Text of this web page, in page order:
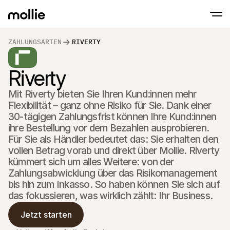
ZAHLUNGSARTEN RIVERTY
Riverty
Mit Riverty bieten Sie Ihren Kund:innen mehr
Flexibilität – ganz ohne Risiko für Sie. Dank einer
30-tägigen Zahlungsfrist können Ihre Kund:innen
ihre Bestellung vor dem Bezahlen ausprobieren.
Für Sie als Händler bedeutet das: Sie erhalten den
vollen Betrag vorab und direkt über Mollie. Riverty
kümmert sich um alles Weitere: von der
Zahlungsabwicklung über das Risikomanagement
bis hin zum Inkasso. So haben können Sie sich auf
das fokussieren, was wirklich zählt: Ihr Business.
Jetzt starten
POS-Zahlungen
Empfangen Sie
Terminals und
Mollie-Checkout
Personalisieren Sie
für eine höhere
Wiederkehrende
Erhalten Sie
Abo-Zahlungen
Acceptance & Risk
Verhindern Sie
maximieren Sie die
Partner
Erfahren Sie mehr über unser Agentur-Partnerprogramm